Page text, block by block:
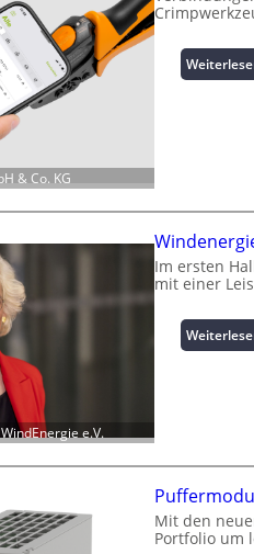
& Co. KG
e.V.
Im ersten
mit einer
Mit den
Portfolio um